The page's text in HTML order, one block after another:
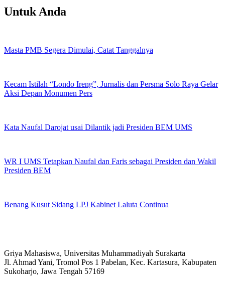
Untuk Anda
Masta PMB Segera Dimulai, Catat Tanggalnya
Kecam Istilah “Londo Ireng”, Jurnalis dan Persma Solo Raya Gelar
Aksi Depan Monumen Pers
Kata Naufal Darojat usai Dilantik jadi Presiden BEM UMS
WR I UMS Tetapkan Naufal dan Faris sebagai Presiden dan Wakil
Presiden BEM
Benang Kusut Sidang LPJ Kabinet Laluta Continua
Griya Mahasiswa, Universitas Muhammadiyah Surakarta
Jl. Ahmad Yani, Tromol Pos 1 Pabelan, Kec. Kartasura, Kabupaten
Sukoharjo, Jawa Tengah 57169